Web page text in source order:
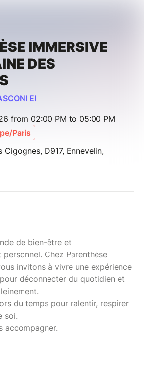
IMMERSIVE
DES
EI
from 02:00 PM to 05:00 PM
Paris
Cigognes, D917, Ennevelin,
de bien-être et
personnel. Chez Parenthèse
invitons à vivre une expérience
déconnecter du quotidien et
du temps pour ralentir, respirer
soi.
accompagner.